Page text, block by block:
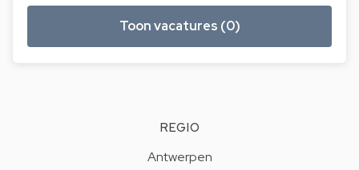
Toon vacatures (0)
REGIO
Antwerpen